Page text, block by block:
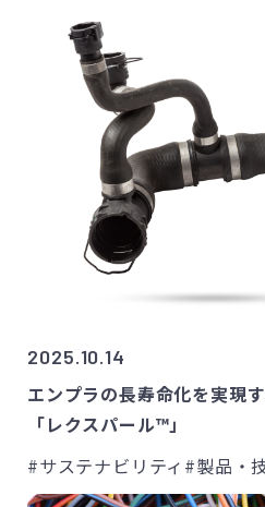
2025.10.14
エンプラの長寿命化を実現
「レクスパール™」
#サステナビリティ #製品・